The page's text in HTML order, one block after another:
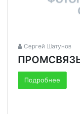
Сергей Шатунов
Подробнее